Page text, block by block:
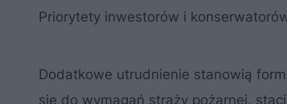
Priorytety inwestorów i
Dodatkowe utrudnienie stanowią
się do wymagań straży pożarnej,